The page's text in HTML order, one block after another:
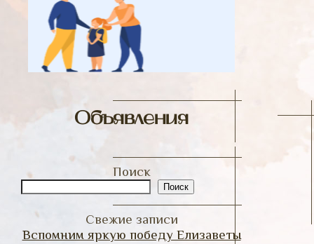
Объявления
Поиск
Поиск
Свежие записи
Вспомним яркую победу Елизаветы